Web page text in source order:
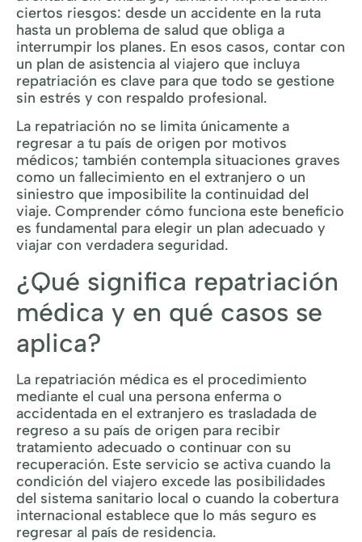
ciertos riesgos: desde un accidente en la ruta
hasta un problema de salud que obliga a
interrumpir los planes. En esos casos, contar con
un plan de asistencia al viajero que incluya
repatriación es clave para que todo se gestione
sin estrés y con respaldo profesional.
La repatriación no se limita únicamente a
regresar a tu país de origen por motivos
médicos; también contempla situaciones graves
como un fallecimiento en el extranjero o un
siniestro que imposibilite la continuidad del
viaje. Comprender cómo funciona este beneficio
es fundamental para elegir un plan adecuado y
viajar con verdadera seguridad.
¿Qué significa repatriación
médica y en qué casos se
aplica?
La repatriación médica es el procedimiento
mediante el cual una persona enferma o
accidentada en el extranjero es trasladada de
regreso a su país de origen para recibir
tratamiento adecuado o continuar con su
recuperación. Este servicio se activa cuando la
condición del viajero excede las posibilidades
del sistema sanitario local o cuando la cobertura
internacional establece que lo más seguro es
regresar al país de residencia.